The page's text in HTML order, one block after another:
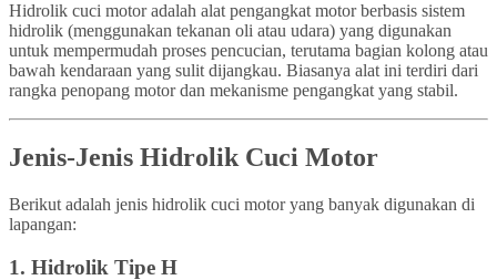
Hidrolik cuci motor adalah alat pengangkat motor berbasis sistem
hidrolik (menggunakan tekanan oli atau udara) yang digunakan
untuk mempermudah proses pencucian, terutama bagian kolong atau
bawah kendaraan yang sulit dijangkau. Biasanya alat ini terdiri dari
rangka penopang motor dan mekanisme pengangkat yang stabil.
Jenis-Jenis Hidrolik Cuci Motor
Berikut adalah jenis hidrolik cuci motor yang banyak digunakan di
lapangan:
1. Hidrolik Tipe H